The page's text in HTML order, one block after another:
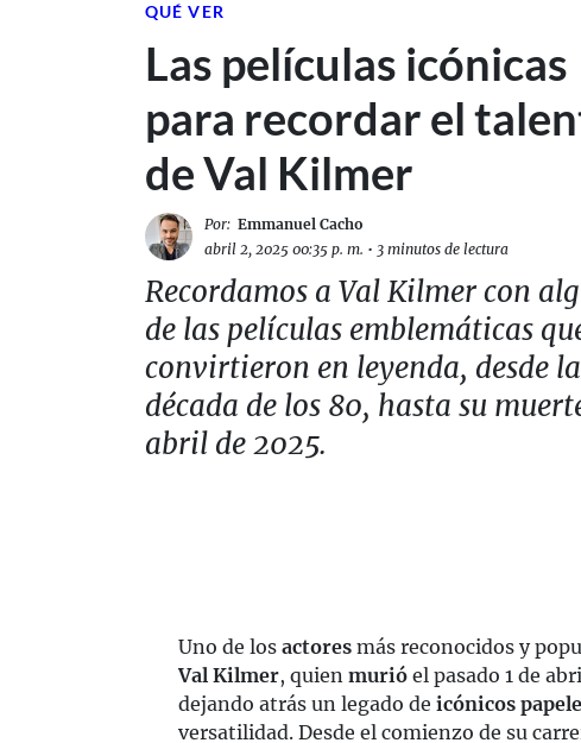
QUÉ VER
Las películas icónicas
para recordar el
de Val Kilmer
Por: Emmanuel Cacho
abril 2, 2025 00:35 p. m. • 3 minutos de lectura
Recordamos a Val Kilmer con
de las películas emblemáticas
convirtieron en leyenda, desde la
década de los 80, hasta su
abril de 2025.
Uno de los actores más reconocidos y
Val Kilmer, quien murió el pasado 1 de
dejando atrás un legado de icónicos
versatilidad. Desde el comienzo de su